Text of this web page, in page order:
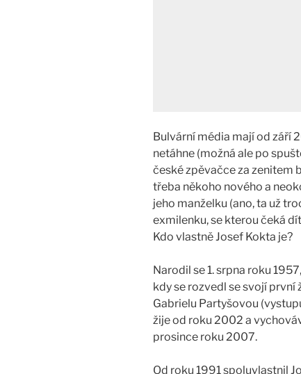
Bulvární média mají od září
netáhne (možná ale po
české zpěvačce za zenitem
třeba někoho nového a
jeho manželku (ano, ta už
exmilenku, se kterou čeká
Kdo vlastně Josef Kokta je?
Narodil se 1. srpna roku
kdy se rozvedl se svojí první
Gabrielu Partyšovou
žije od roku 2002 a
prosince roku 2007.
Od roku 1991 spoluvlastnil